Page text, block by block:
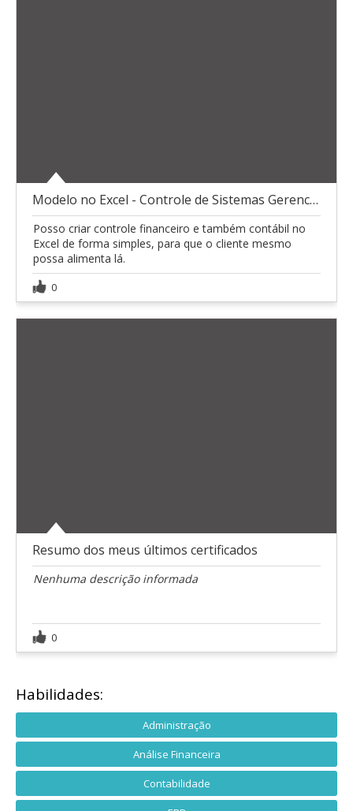
Modelo no Excel - Controle de Sistemas Gerenciais
Posso criar controle financeiro e também contábil no
Excel de forma simples, para que o cliente mesmo
possa alimenta lá.
0
Resumo dos meus últimos certificados
Nenhuma descrição informada
0
Habilidades:
Administração
Análise Financeira
Contabilidade